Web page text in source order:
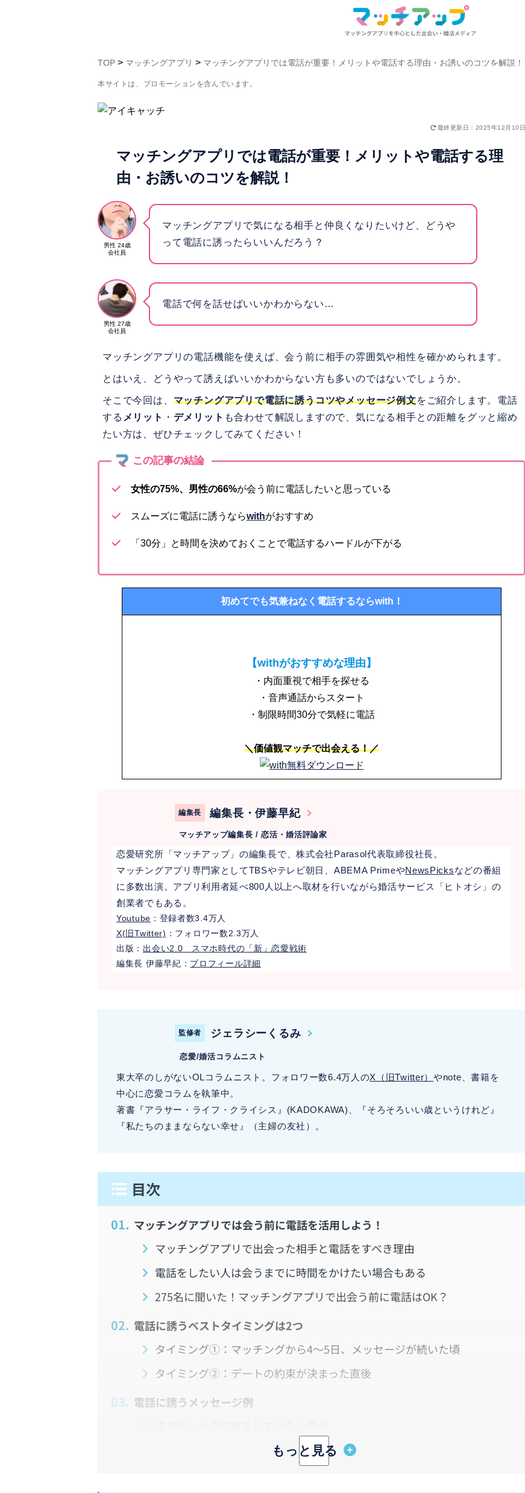
TOP > マッチングアプリ > マッチングアプリでは電話が重要！メリットや電話する理由・お誘いのコツを解説！
本サイトは、プロモーションを含んでいます。
最終更新日：2025年12月10日
マッチングアプリでは電話が重要！メリットや電話する理
由・お誘いのコツを解説！
男性 24歳
会社員
マッチングアプリで気になる相手と仲良くなりたいけど、どうや
って電話に誘ったらいいんだろう？
男性 27歳
会社員
電話で何を話せばいいかわからない…
マッチングアプリの電話機能を使えば、会う前に相手の雰囲気や相性を確かめられます。
とはいえ、どうやって誘えばいいかわからない方も多いのではないでしょうか。
そこで今回は、 マッチングアプリで電話に誘うコツやメッセージ例文をご紹介します。電話
する メリット ・ デメリット も合わせて解説しますので、気になる相手との距離をグッと縮め
たい方は、ぜひチェックしてみてください！
女性の75%、男性の66%が会う前に電話したいと思っている
スムーズに電話に誘うならwithがおすすめ
「30分」と時間を決めておくことで電話するハードルが下がる
初めてでも気兼ねなく電話するならwith！
【withがおすすめな理由】
・内面重視で相手を探せる
・音声通話からスタート
・制限時間30分で気軽に電話
＼価値観マッチで出会える！／
編集長 編集長・伊藤早紀
マッチアップ編集長 / 恋活・婚活評論家
恋愛研究所「マッチアップ」の編集長で、株式会社Parasol代表取締役社長。
マッチングアプリ専門家としてTBSやテレビ朝日、ABEMA PrimeやNewsPicksなどの番組
に多数出演。アプリ利用者延べ800人以上へ取材を行いながら婚活サービス「ヒトオシ」の
創業者でもある。
Youtube ：登録者数3.4万人
X(旧Twitter) ：フォロワー数2.3万人
出版：出会い2.0 スマホ時代の「新」恋愛戦術
編集長 伊藤早紀： プロフィール詳細
監修者 ジェラシーくるみ
恋愛/婚活コラムニスト
東大卒のしがないOLコラムニスト。フォロワー数6.4万人のX（旧Twitter）やnote、書籍を
中心に恋愛コラムを執筆中。
著書『アラサー・ライフ・クライシス』(KADOKAWA)、『そろそろいい歳というけれど』
『私たちのままならない幸せ』（主婦の友社）。
1. マッチングアプリでは会う前に電話を活用しよう！
マッチングアプリで出会った相手と電話をすべき理由
電話をしたい人は会うまでに時間をかけたい場合もある
275名に聞いた！マッチングアプリで出会う前に電話はOK？
2. 電話に誘うベストタイミングは2つ
タイミング①：マッチングから4～5日、メッセージが続いた頃
タイミング②：デートの約束が決まった直後
3. 電話に誘うメッセージ例
すでにデートの約束をしている場合